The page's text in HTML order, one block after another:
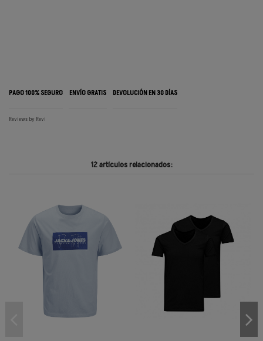
PAGO 100% SEGURO ENVÍO GRATIS DEVOLUCIÓN EN 30 DÍAS
Reviews by Revi
12 artículos relacionados: